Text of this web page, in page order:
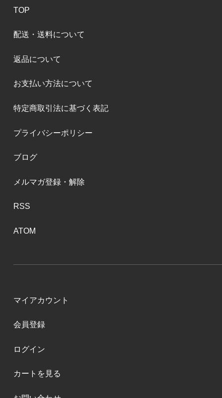
TOP
配送・送料について
返品について
お支払い方法について
特定商取引法に基づく表記
プライバシーポリシー
ブログ
メルマガ登録・解除
RSS
ATOM
マイアカウント
会員登録
ログイン
カートを見る